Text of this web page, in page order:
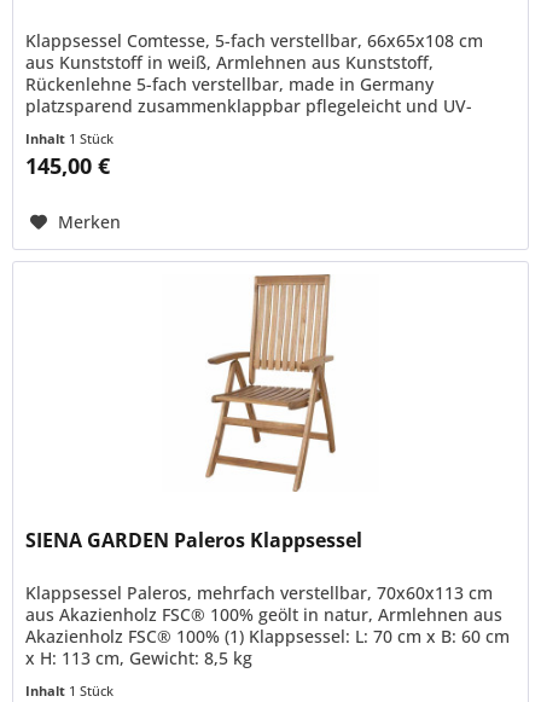
Klappsessel Comtesse, 5-fach verstellbar, 66x65x108 cm
aus Kunststoff in weiß, Armlehnen aus Kunststoff,
Rückenlehne 5-fach verstellbar, made in Germany
platzsparend zusammenklappbar pflegeleicht und UV-
Inhalt 1 Stück
145,00 €
Merken
SIENA GARDEN Paleros Klappsessel
Klappsessel Paleros, mehrfach verstellbar, 70x60x113 cm
aus Akazienholz FSC® 100% geölt in natur, Armlehnen aus
Akazienholz FSC® 100% (1) Klappsessel: L: 70 cm x B: 60 cm
x H: 113 cm, Gewicht: 8,5 kg
Inhalt 1 Stück